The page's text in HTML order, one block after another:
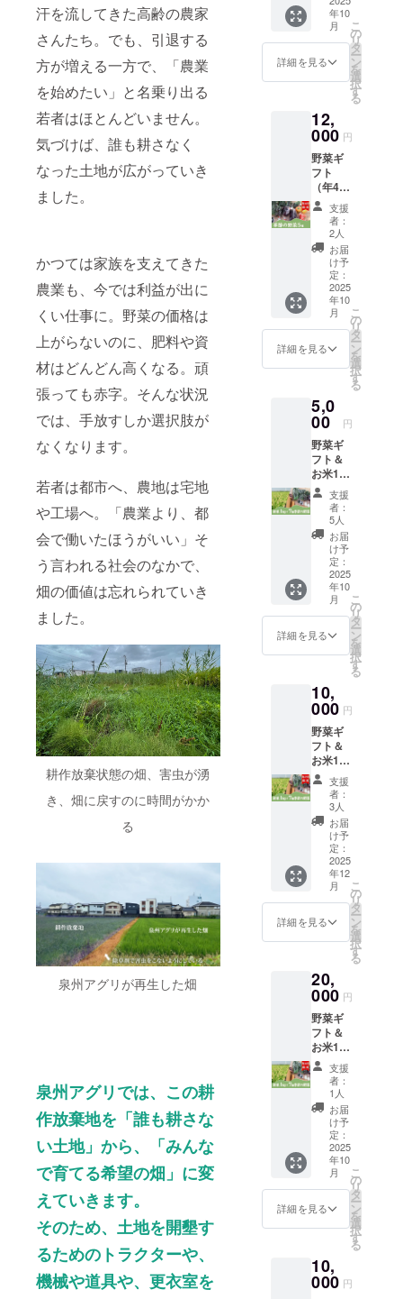
汗を流してきた高齢の農家
さんたち。でも、引退する
方が増える一方で、「農業
を始めたい」と名乗り出る
若者はほとんどいません。
気づけば、誰も耕さなく
なった土地が広がっていき
ました。
かつては家族を支えてきた
農業も、今では利益が出に
くい仕事に。野菜の価格は
上がらないのに、肥料や資
材はどんどん高くなる。頑
張っても赤字。そんな状況
では、手放すしか選択肢が
なくなります。
若者は都市へ、農地は宅地
や工場へ。「農業より、都
会で働いたほうがいい」そ
う言われる社会のなかで、
畑の価値は忘れられていき
ました。
耕作放棄状態の畑、害虫が湧
き、畑に戻すのに時間がかか
る
泉州アグリが再生した畑
泉州アグリでは、この耕
作放棄地を「誰も耕さな
い土地」から、「みんな
で育てる希望の畑」に変
えていきます。
そのため、土地を開墾す
るためのトラクターや、
機械や道具や、更衣室を
堆肥作りな
どの６次産
ています。
キャベ
ツ
1500ｇ
～2000
ｇ1個
・寒玉
ツ
1500ｇ
～2000
ｇ1個
・レッ
ドキャ
ベツ
1000ｇ
程度 1
個 ・ブ
ロッコ
リー
300ｇ～
500ｇ 1
個 ・カ
リフラ
ワー
300ｇ～
500ｇ 1
ティッ
クカリ
フラ
ワー250
ｇ 1個
・人
参 綾
ｇ程度
2～3個
・ほう
れんそ
う150ｇ
1束 ・
菊菜
150ｇ 1
束 ・小
150ｇ 1
ニーレ
タス200
ｇ 1個
・レタ
ス 200
ｇ 1個
・セロ
リ 300
ｇ程度
2～3枚
・芽
キャベ
ツ 200
ｇ 10個
程度 ・
ぎ 700
ｇ 2～3
2000ｇ
1個 ・
大根 本
1000ｇ
程度 1
本 ・か
ぶら
500ｇ程
度 2～5
個 ・春
キャベ
ツ 2000
ｇ 1個
から5種
類お選
お入れ
します
※泉州ア
収穫し
たお野
年10
月
詳細を見る
こ
の
リ
タ
ー
ン
を
選
択
す
る
12,
000 円
野菜ギ
フト
（年4回
配送）
（季節
の野菜
詰め合
わせ5
種） 配
送月：
10月/12
月/2026
年2月/4
月 10
月/12月
秋冬野
容： ・
松波
キャベ
ツ
1500ｇ
～2000
ｇ 1個
・寒玉
キャベ
ツ
1500ｇ
～2000
ｇ 1個
・レッ
ドキャ
ベツ
1000ｇ
リー
300ｇ～
500ｇ 1
個 ・カ
リフラ
ワー
300ｇ～
500ｇ 1
個 ・ス
ティッ
クカリ
フラ
ワー250
ｇ 1個
・人
参 綾
誉 500
れんそ
う 150
ｇ 束 ・
菊菜 袋
150ｇ
束 ・小
松菜
150ｇ
束 ・サ
ニーレ
タス
200ｇ 1
個 ・レ
タス
200ｇ 1
ロリ
300ｇ程
キャベ
ツ 200
支援
者：
2人
お届
け予
定：
2025
年10
月
詳細を見る
こ
の
リ
タ
ー
ン
を
選
択
す
る
5,0
00 円
野菜ギ
フト＆
お米1kg
セッ
ト
（お米1
ｋｇ入
り季節
の野菜
詰め合
わせ7
種） ・
泉州ア
グリで
収穫し
たお米
米） ・
泉州ア
グリで
収穫し
た季節
の野菜
詰め合
わせ7種
秋冬野
菜内
容： ・
松波
キャベ
ツ
1500ｇ
～2000
ｇ 1個
1500ｇ
～2000
ｇ 1個
・レッ
ドキャ
ベツ
1000ｇ
程度 1
個 ・ブ
ロッコ
リー
300ｇ～
500ｇ 1
個 ・カ
リフラ
ワー
300ｇ～
500ｇ 1
クカリ
フラ
ワー250
支援
者：
5人
お届
け予
定：
2025
年10
月
詳細を見る
こ
の
リ
タ
ー
ン
を
選
択
す
る
10,
000 円
野菜ギ
フト＆
お米1kg
セット
（年2回
配送）
（お米1
ｋｇ入
り季節
の野菜
詰め合
わせ7
種）
（春夏
野菜1
回・秋
回） ・
泉州ア
グリで
収穫し
たお米
（新
米） ・
泉州ア
グリで
収穫し
た季節
の野菜
詰め合
わせ7種
12月秋
冬野菜
内容：
1500ｇ
～2000
ｇ 1個
支援
者：
3人
お届
け予
定：
2025
年12
月
詳細を見る
こ
の
リ
タ
ー
ン
を
選
択
す
る
20,
000 円
野菜ギ
フト＆
お米1kg
セット
（年4回
配送）
（お米1
ｋｇ入
り季節
の野菜
詰め合
わせ7
種） ・
泉州ア
グリで
収穫し
（新
米） ・
泉州ア
支援
者：
1人
お届
け予
定：
2025
年10
月
詳細を見る
こ
の
リ
タ
ー
ン
を
選
択
す
る
10,
000 円